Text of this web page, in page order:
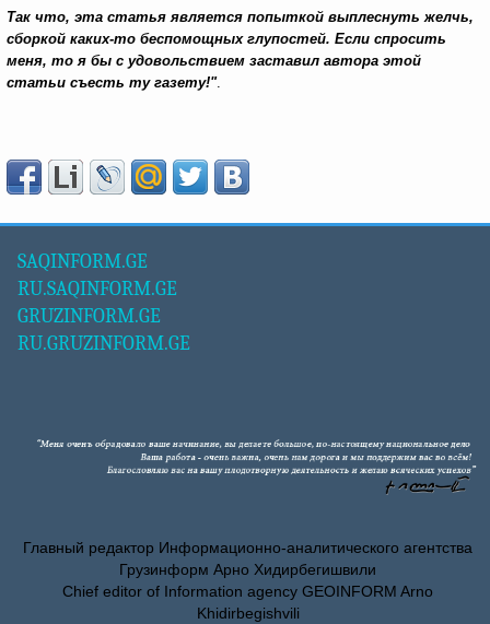
Так что, эта статья является попыткой выплеснуть желчь,
сборкой каких-то беспомощных глупостей. Если спросить
меня, то я бы с удовольствием заставил автора этой
статьи съесть ту газету!".
SAQINFORM.GE
RU.SAQINFORM.GE
GRUZINFORM.GE
RU.GRUZINFORM.GE
Главный редактор Информационно-аналитического агентства
Грузинформ Арно Хидирбегишвили
Chief editor of Information agency GEOINFORM Arno
Khidirbegishvili